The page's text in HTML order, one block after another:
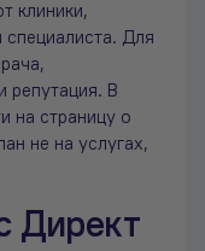
клиники,
Для
репутация. В
на страницу о
не на услугах,
Директ